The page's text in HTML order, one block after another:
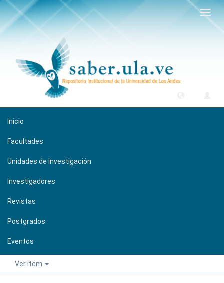
Inicio
Facultades
Unidades de Investigación
Investigadores
Revistas
Postgrados
Eventos
Ver ítem